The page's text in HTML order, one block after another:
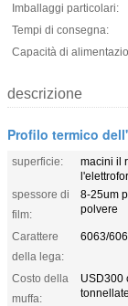
Imballaggi particolari:
Tempi di consegna:
Capacità di
descrizione
Profilo termico
superficie:
macini il
spessore di
film:
8-25um
polvere
Carattere
della lega:
6063/
Costo della
muffa:
USD300